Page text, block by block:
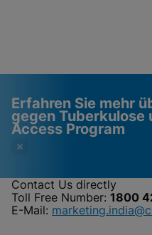
Erfahren Sie mehr
gegen Tuberkulose
Access Program
Videos
Funktionale
Contact Us directly
Toll Free Number: 1800
E-Mail: